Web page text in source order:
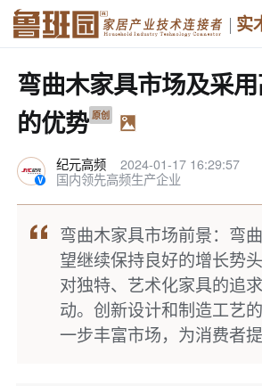
实
弯曲木家具市场及采
的优势 原创
纪元高频
2024-01-17 16:29:57
国内领先高频生产企业
弯曲木家具市场前景：弯
望继续保持良好的增长势
对独特、艺术化家具的追
动。创新设计和制造工艺
一步丰富市场，为消费者